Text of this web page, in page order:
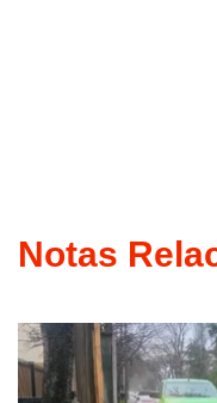
Notas